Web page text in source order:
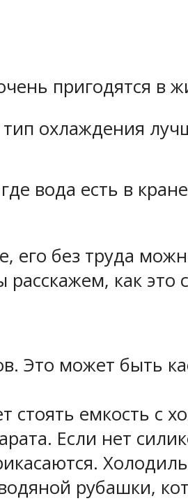
пригодятся в
охлаждения
вода есть в
без труда
как это
Это может быть
стоять емкость с
Если нет
рубашки,